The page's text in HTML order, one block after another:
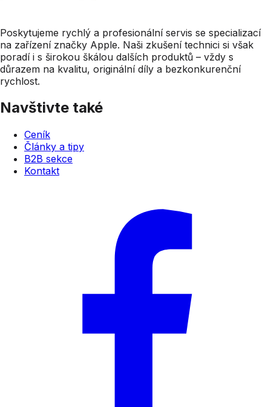
Poskytujeme rychlý a profesionální servis se specializací
na zařízení značky Apple. Naši zkušení technici si však
poradí i s širokou škálou dalších produktů – vždy s
důrazem na kvalitu, originální díly a bezkonkurenční
rychlost.
Navštivte také
Ceník
Články a tipy
B2B sekce
Kontakt